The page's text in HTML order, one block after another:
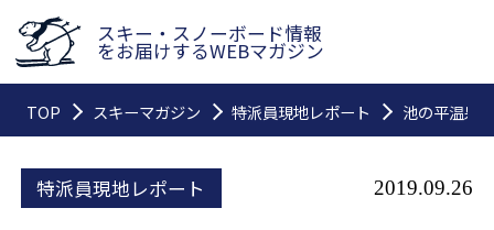
スキー・スノーボード情報
をお届けするWEBマガジン
TOP スキーマガジン 特派員現地レポート 池の平温泉
特派員現地レポート 2019.09.26